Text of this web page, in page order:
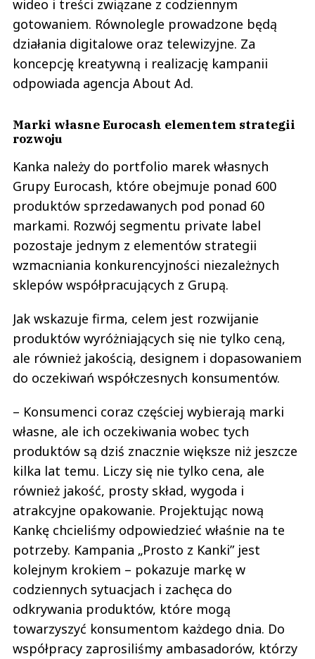
wideo i treści związane z codziennym
gotowaniem. Równolegle prowadzone będą
działania digitalowe oraz telewizyjne. Za
koncepcję kreatywną i realizację kampanii
odpowiada agencja About Ad.
Marki własne Eurocash elementem strategii
rozwoju
Kanka należy do portfolio marek własnych
Grupy Eurocash, które obejmuje ponad 600
produktów sprzedawanych pod ponad 60
markami. Rozwój segmentu private label
pozostaje jednym z elementów strategii
wzmacniania konkurencyjności niezależnych
sklepów współpracujących z Grupą.
Jak wskazuje firma, celem jest rozwijanie
produktów wyróżniających się nie tylko ceną,
ale również jakością, designem i dopasowaniem
do oczekiwań współczesnych konsumentów.
– Konsumenci coraz częściej wybierają marki
własne, ale ich oczekiwania wobec tych
produktów są dziś znacznie większe niż jeszcze
kilka lat temu. Liczy się nie tylko cena, ale
również jakość, prosty skład, wygoda i
atrakcyjne opakowanie. Projektując nową
Kankę chcieliśmy odpowiedzieć właśnie na te
potrzeby. Kampania „Prosto z Kanki” jest
kolejnym krokiem – pokazuje markę w
codziennych sytuacjach i zachęca do
odkrywania produktów, które mogą
towarzyszyć konsumentom każdego dnia. Do
współpracy zaprosiliśmy ambasadorów, którzy